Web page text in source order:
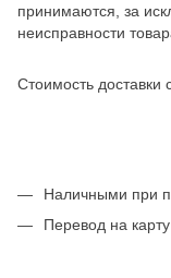
принимаются, за
неисправности
Стоимость доставки
Наличными при
Перевод на